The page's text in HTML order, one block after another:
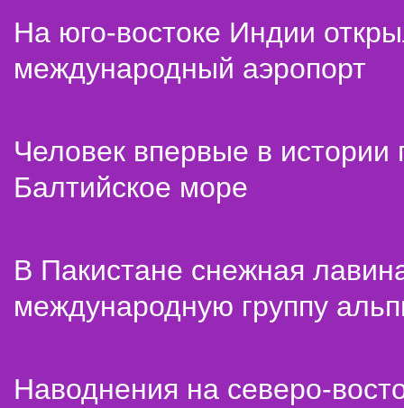
На юго-востоке Индии
международный аэропорт
Человек впервые в истории
Балтийское море
В Пакистане снежная
международную группу
Наводнения на северо-